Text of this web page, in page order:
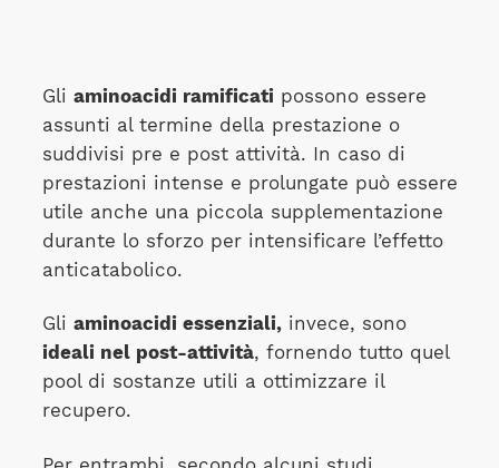
Gli aminoacidi ramificatipossono essere
assunti al termine della prestazione o
suddivisi pre e post attività. In caso di
prestazioni intense e prolungate può essere
utile anche una piccola supplementazione
durante lo sforzo per intensificare l’effetto
anticatabolico.
Gli aminoacidi essenziali,invece, sono
ideali nel post-attività, fornendo tutto quel
pool di sostanze utili a ottimizzare il
recupero.